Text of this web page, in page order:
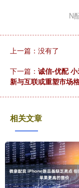
N
上一篇：没有了
下一篇： 诚信-优配
新与互联或重塑市场
相关文章